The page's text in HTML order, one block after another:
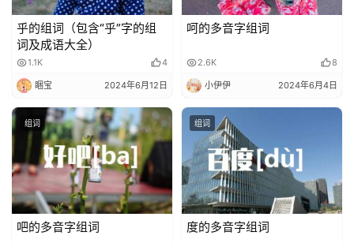
首
页
好
词
好
句
乎的组词（包含“乎”字的组
词及成语大全）
1.1K 4
睏宝 2024年6月12日
呵的多音字组词
2.6K 8
小伊伊 2024年6月4日
组词
吧的多音字组词
组词
度的多音字组词